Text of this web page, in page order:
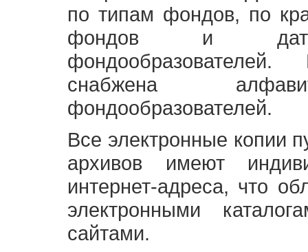
по типам фондов, по
фондов и
снабжена
фондообразователей.
Все электронные копии
архивов имеют
интернет-адреса, что
электронными
сайтами.